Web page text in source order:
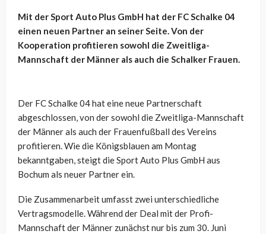
Mit der Sport Auto Plus GmbH hat der FC Schalke 04
einen neuen Partner an seiner Seite. Von der
Kooperation profitieren sowohl die Zweitliga-
Mannschaft der Männer als auch die Schalker Frauen.
Der FC Schalke 04 hat eine neue Partnerschaft
abgeschlossen, von der sowohl die Zweitliga-Mannschaft
der Männer als auch der Frauenfußball des Vereins
profitieren. Wie die Königsblauen am Montag
bekanntgaben, steigt die Sport Auto Plus GmbH aus
Bochum als neuer Partner ein.
Die Zusammenarbeit umfasst zwei unterschiedliche
Vertragsmodelle. Während der Deal mit der Profi-
Mannschaft der Männer zunächst nur bis zum 30. Juni